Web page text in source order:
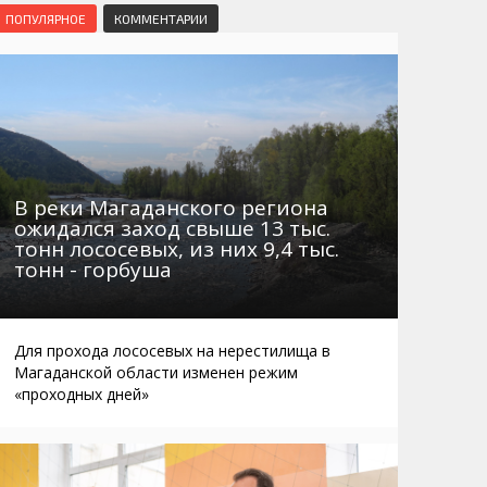
Маршруты. Улицы, остановки
Автобусы Магадан – Аэропорт
Таблица приливов отливов
Мошенники
Интернет
Браконьеры
ПОПУЛЯРНОЕ КОММЕНТАРИИ
В реки Магаданского региона
ожидался заход свыше 13 тыс.
тонн лососевых, из них 9,4 тыс.
тонн - горбуша
Для прохода лососевых на нерестилища в
Магаданской области изменен режим
«проходных дней»